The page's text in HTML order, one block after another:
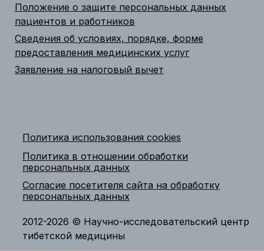
Положение о защите персональных данных
пациентов и работников
Сведения об условиях, порядке, форме
предоставления медицинских услуг
Заявление на налоговый вычет
Политика использования cookies
Политика в отношении обработки
персональных данных
Согласие посетителя сайта на обработку
персональных данных
2012-2026 © Научно-исследовательский центр
тибетской медицины